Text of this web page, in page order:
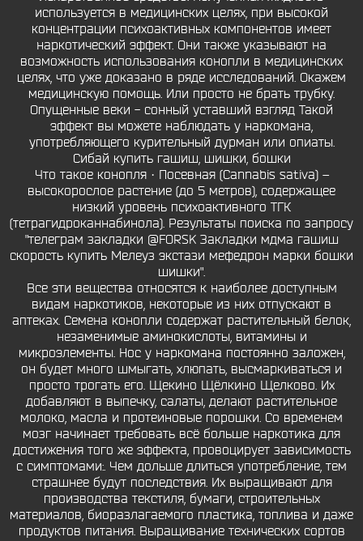
используется в медицинских целях, при высокой
концентрации психоактивных компонентов имеет
наркотический эффект. Они также указывают на
возможность использования конопли в медицинских
целях, что уже доказано в ряде исследований. Окажем
медицинскую помощь. Или просто не брать трубку.
Опущенные веки - сонный уставший взгляд Такой
эффект вы можете наблюдать у наркомана,
употребляющего курительный дурман или опиаты.
Сибай купить гашиш, шишки, бошки
Что такое конопля · Посевная (Cannabis sativa) –
высокорослое растение (до 5 метров), содержащее
низкий уровень психоактивного ТГК
(тетрагидроканнабинола). Результаты поиска по запросу
"телеграм закладки @FORSK Закладки мдма гашиш
скорость купить Мелеуз экстази мефедрон марки бошки
шишки".
Все эти вещества относятся к наиболее доступным
видам наркотиков, некоторые из них отпускают в
аптеках. Семена конопли содержат растительный белок,
незаменимые аминокислоты, витамины и
микроэлементы. Нос у наркомана постоянно заложен,
он будет много шмыгать, хлюпать, высмаркиваться и
просто трогать его. Щекино Щёлкино Щелково. Их
добавляют в выпечку, салаты, делают растительное
молоко, масла и протеиновые порошки. Со временем
мозг начинает требовать всё больше наркотика для
достижения того же эффекта, провоцирует зависимость
с симптомами:. Чем дольше длиться употребление, тем
страшнее будут последствия. Их выращивают для
производства текстиля, бумаги, строительных
материалов, биоразлагаемого пластика, топлива и даже
продуктов питания. Выращивание технических сортов